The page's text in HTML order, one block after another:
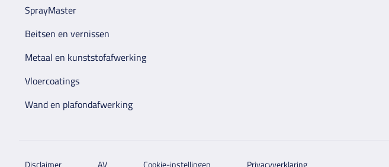
SprayMaster
Beitsen en vernissen
Metaal en kunststofafwerking
Vloercoatings
Wand en plafondafwerking
Disclaimer AV Cookie-instellingen Privacyverklaring